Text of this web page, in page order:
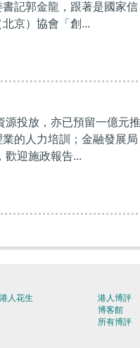
記郭金龍，跟著是國家信
京）協會「創...
源投放，亦已預留一億元推
的人力培訓；金融發展局
歡迎施政報告...
港人花生
港人博評
博客館
所有博評